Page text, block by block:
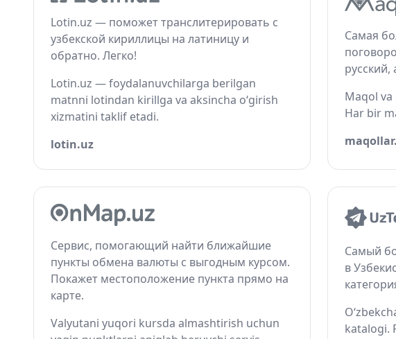
Lotin.uz — поможет транслитерировать с
узбекской кириллицы на латиницу и
обратно. Легко!
Lotin.uz — foydalanuvchilarga berilgan
matnni lotindan kirillga va aksincha o‘girish
xizmatini taklif etadi.
lotin.uz
Самая
русский,
Maqol
Har bir
Сервис, помогающий найти ближайшие
пункты обмена валюты с выгодным курсом.
Покажет местоположение пункта прямо на
карте.
Valyutani yuqori kursda almashtirish uchun
Самый
в
katalogi.